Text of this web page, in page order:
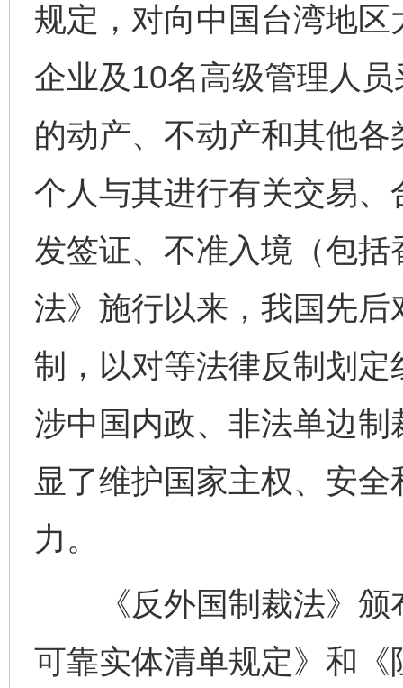
规定，对向中国台湾地
企业及10名高级管理人
的动产、不动产和其他
个人与其进行有关交易
发签证、不准入境（包
法》施行以来，我国先
制，以对等法律反制划
涉中国内政、非法单边
显了维护国家主权、安
力。
《反外国制裁法》颁
可靠实体清单规定》和